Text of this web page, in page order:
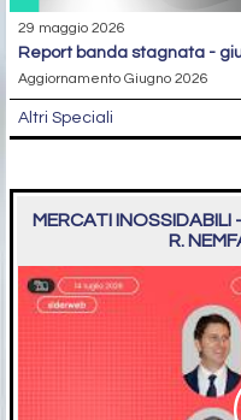
29 maggio 2026
report banda stagnata -
Aggiornamento Giugno 2026
Altri Speciali
MERCATI INOSSIDABILI
R.